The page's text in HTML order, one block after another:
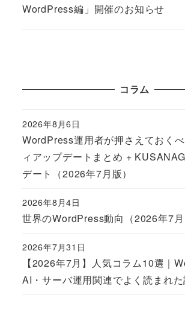
WordPress編」開催のお知らせ
コラム
WordPress運用者が押さえておく
ィアップデートまとめ +
デート（2026年7月版）
Published
2026年8月6日
世界のWordPress動向（2026年7月
Published
2026年8月4日
【2026年7月】人気コラム10選｜
AI・サーバ運用関連でよく読まれ
Published
2026年7月31日